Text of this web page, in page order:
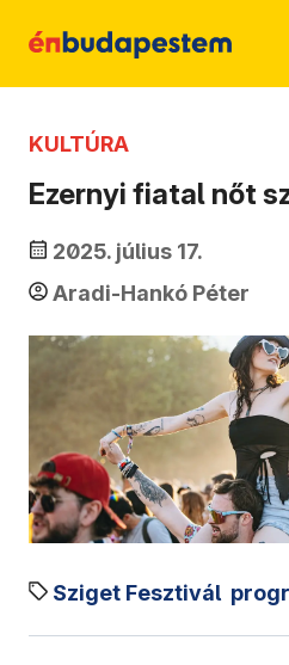
KULTÚRA
Ezernyi fiatal nőt
2025. július 17.
Aradi-Hankó Péter
Sziget Fesztivál